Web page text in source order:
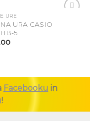
URE
URA CASIO
5
Facebooku in
!